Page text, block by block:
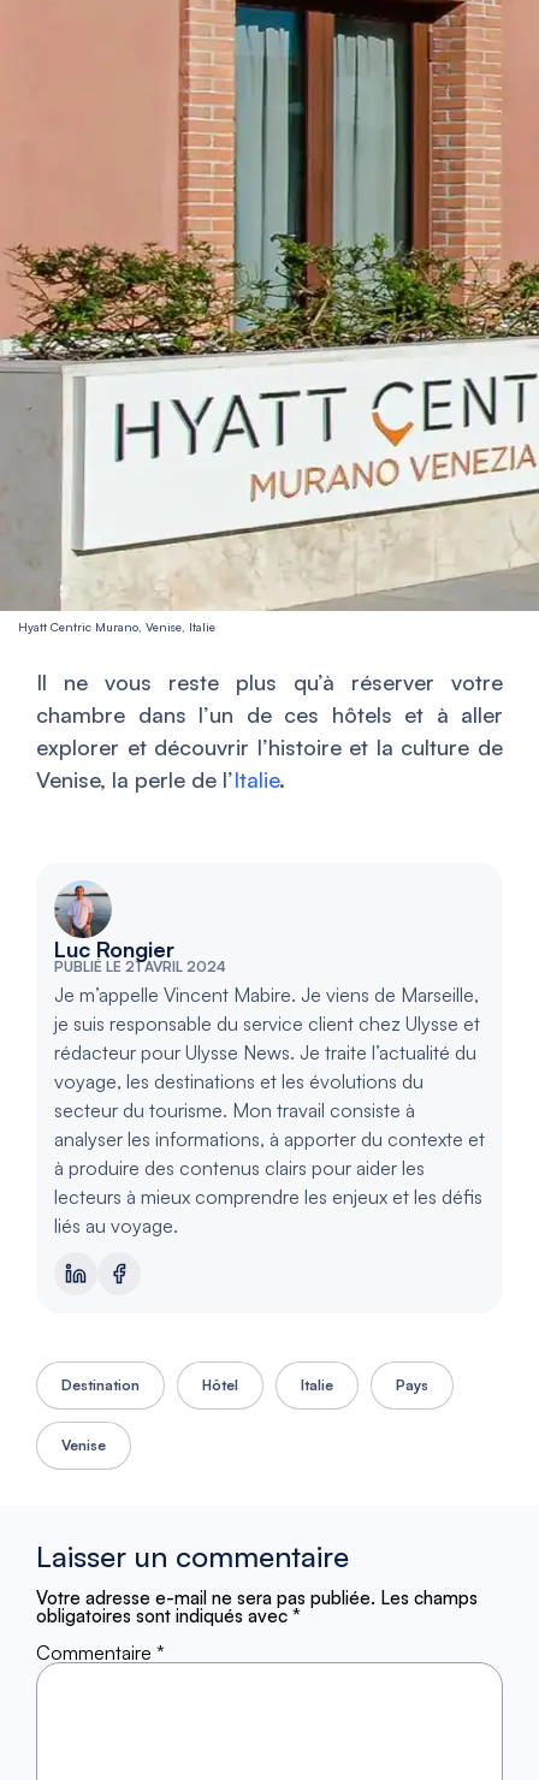
Hyatt Centric Murano, Venise, Italie
Il ne vous reste plus qu’à réserver votre
chambre dans l’un de ces hôtels et à aller
explorer et découvrir l’histoire et la culture de
Venise, la perle de l’Italie.
Luc Rongier
PUBLIÉ LE 21 AVRIL 2024
Je m’appelle Vincent Mabire. Je viens de Marseille,
je suis responsable du service client chez Ulysse et
rédacteur pour Ulysse News. Je traite l’actualité du
voyage, les destinations et les évolutions du
secteur du tourisme. Mon travail consiste à
analyser les informations, à apporter du contexte et
à produire des contenus clairs pour aider les
lecteurs à mieux comprendre les enjeux et les défis
liés au voyage.
Destination Hôtel Italie Pays
Venise
Laisser un commentaire
Votre adresse e-mail ne sera pas publiée. Les champs
obligatoires sont indiqués avec *
Commentaire *